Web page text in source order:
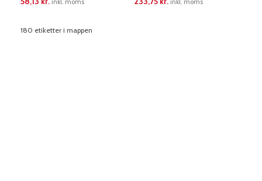
inkl. moms
180 etiketter i mappen
inkl. moms